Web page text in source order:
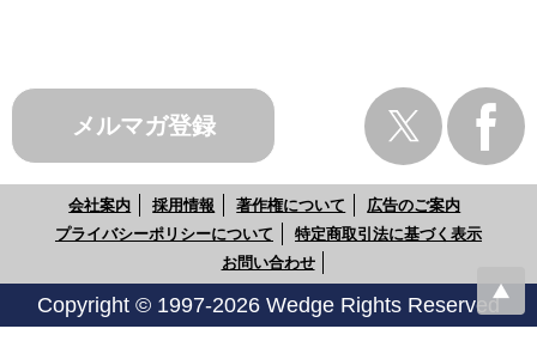
メルマガ登録
会社案内 採用情報 著作権について
広告のご案内
プライバシーポリシーについて
特定商取引法に基づく表示
お問い合わせ
Copyright © 1997-2026 Wedge Rights Reserved